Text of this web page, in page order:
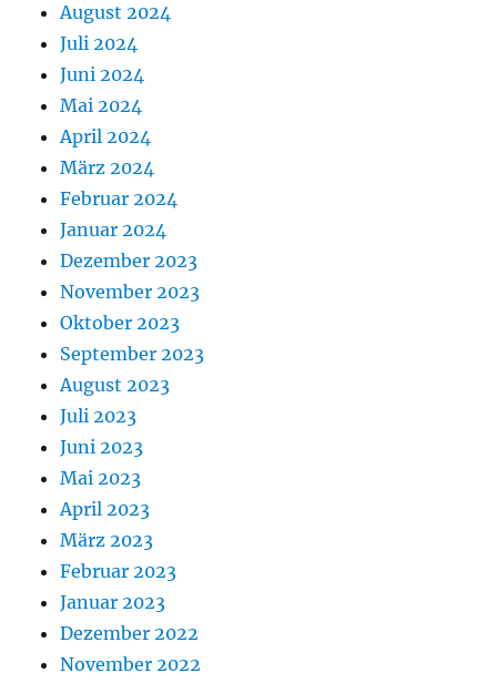
August 2024
Juli 2024
Juni 2024
Mai 2024
April 2024
März 2024
Februar 2024
Januar 2024
Dezember 2023
November 2023
Oktober 2023
September 2023
August 2023
Juli 2023
Juni 2023
Mai 2023
April 2023
März 2023
Februar 2023
Januar 2023
Dezember 2022
November 2022